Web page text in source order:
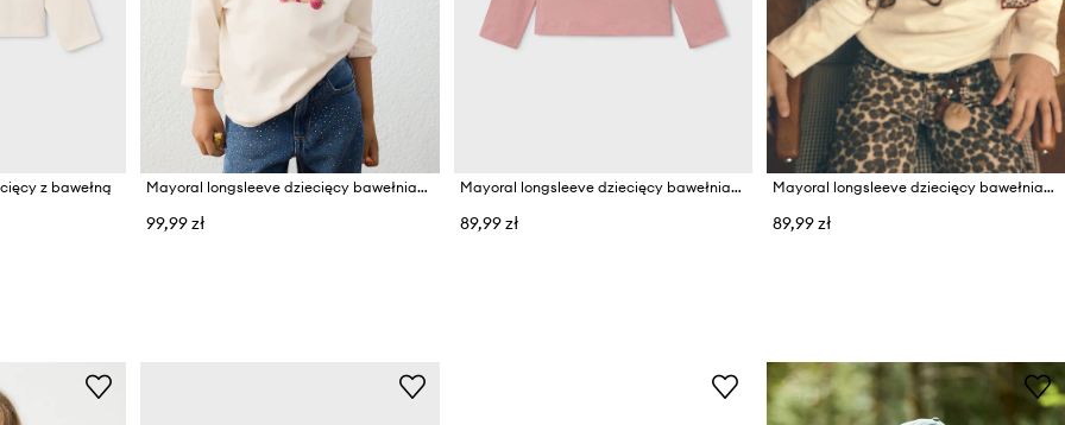
z bawełną Mayoral longsleeve dziecięcy bawełniany
99,99 zł
Mayoral longsleeve dziecięcy bawełniany
89,99 zł
Mayoral longsleeve dziecięcy bawełniany
89,99 zł